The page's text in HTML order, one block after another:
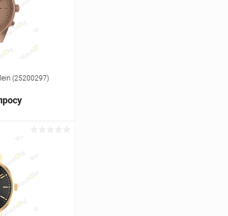
Под заказ
(25200297)
цену
Сравнение
Под заказ